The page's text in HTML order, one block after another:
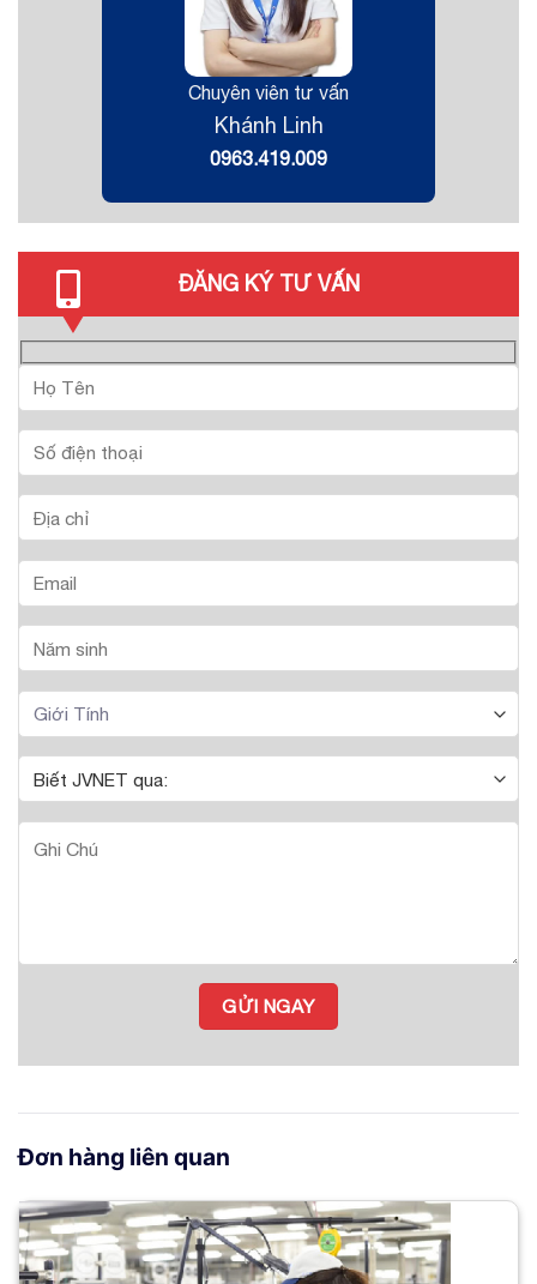
Chuyên viên tư vấn
Khánh Linh
0963.419.009
ĐĂNG KÝ TƯ VẤN
Đơn hàng liên quan